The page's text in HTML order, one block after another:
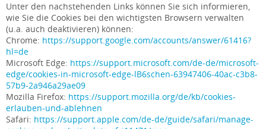
Unter den nachstehenden Links können Sie sich informieren,
wie Sie die Cookies bei den wichtigsten Browsern verwalten
(u.a. auch deaktivieren) können:
Chrome: https://support.google.com/accounts/answer/61416?
hl=de
Microsoft Edge: https://support.microsoft.com/de-de/microsoft-
edge/cookies-in-microsoft-edge-lB6schen-63947406-40ac-c3b8-
57b9-2a946a29ae09
Mozilla Firefox: https://support.mozilla.org/de/kb/cookies-
erlauben-und-ablehnen
Safari: https://support.apple.com/de-de/guide/safari/manage-